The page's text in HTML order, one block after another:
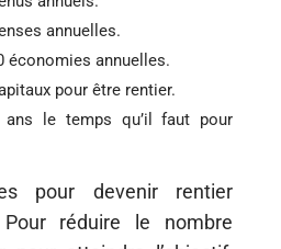
annuelles.
économies annuelles.
pour être rentier.
ans le temps qu’il faut pour
pour devenir rentier
réduire le nombre